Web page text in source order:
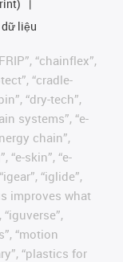
liệu
“chainflex”,
“cradle-
“dry-tech”,
systems”, “e-
chain”,
“e-skin”, “e-
“iglide”,
improves what
“iguverse”,
“motion
“plastics for